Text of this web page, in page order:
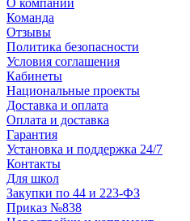
О компании
Команда
Отзывы
Политика безопасности
Условия соглашения
Кабинеты
Национальные проекты
Доставка и оплата
Оплата и доставка
Гарантия
Установка и поддержка 24/7
Контакты
Для школ
Закупки по 44 и 223-ФЗ
Приказ №838